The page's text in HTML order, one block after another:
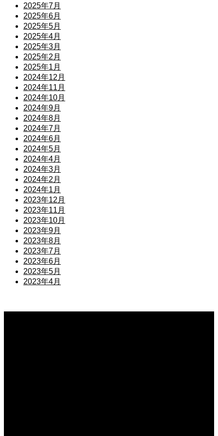
2025年7月
2025年6月
2025年5月
2025年4月
2025年3月
2025年2月
2025年1月
2024年12月
2024年11月
2024年10月
2024年9月
2024年8月
2024年7月
2024年6月
2024年5月
2024年4月
2024年3月
2024年2月
2024年1月
2023年12月
2023年11月
2023年10月
2023年9月
2023年8月
2023年7月
2023年6月
2023年5月
2023年4月